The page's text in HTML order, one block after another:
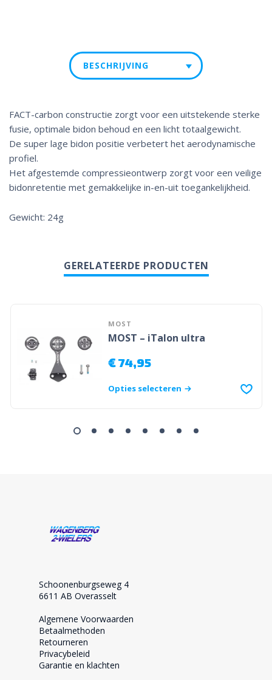
BESCHRIJVING
FACT-carbon constructie zorgt voor een uitstekende sterke
fusie, optimale bidon behoud en een licht totaalgewicht.
De super lage bidon positie verbetert het aerodynamische
profiel.
Het afgestemde compressieontwerp zorgt voor een veilige
bidonretentie met gemakkelijke in-en-uit toegankelijkheid.
Gewicht: 24g
GERELATEERDE PRODUCTEN
MOST
MOST – iTalon ultra
€74,95
Opties selecteren
Schoonenburgseweg 4
6611 AB Overasselt
Algemene Voorwaarden
Betaalmethoden
Retourneren
Privacybeleid
Garantie en klachten